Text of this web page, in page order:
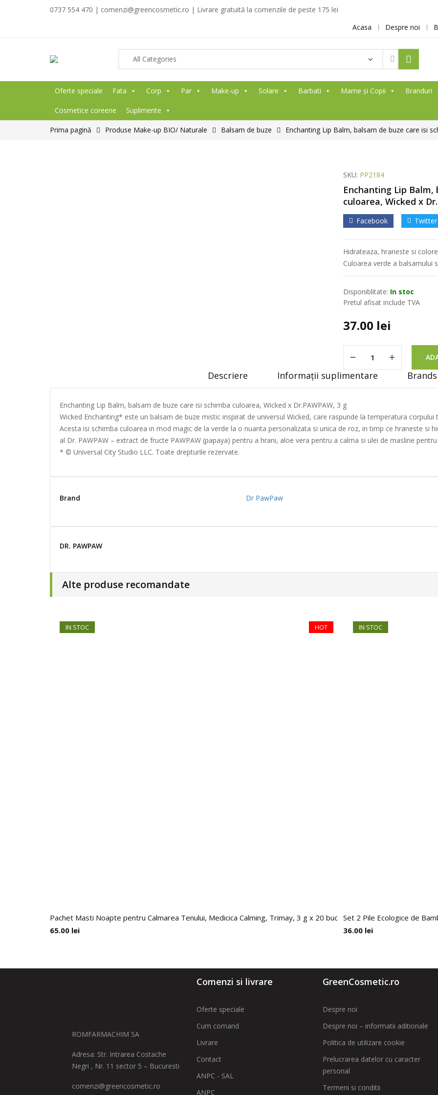
0737 554 470 | comenzi@greencosmetic.ro | Livrare gratuită la comenzile de peste 175 lei
Acasa
Despre noi
Oferte speciale Fata Corp Par Make-up Solare Barbati Mame și Copii Branduri
Cosmetice coreene Suplimente
Prima pagină Produse Make-up BIO/ Naturale Balsam de buze Enchanting Lip Balm, balsam de buze care isi
SKU: PP2184
Enchanting Lip Balm,
culoarea, Wicked x
Facebook Twitter
Hidrateaza, hraneste si
Culoarea verde a balsamului
Disponiblitate: In stoc
Pretul afisat include TVA
37.00 lei
Descriere Informații suplimentare
Enchanting Lip Balm, balsam de buze care isi schimba culoarea, Wicked x Dr.PAWPAW, 3 g
Wicked Enchanting* este un balsam de buze mistic inspirat de universul Wicked, care raspunde la temperatura corpului
Acesta isi schimba culoarea in mod magic de la verde la o nuanta personalizata si unica de roz, in timp ce hraneste si
al Dr. PAWPAW – extract de fructe PAWPAW (papaya) pentru a hrani, aloe vera pentru a calma si ulei de masline
* © Universal City Studio LLC. Toate drepturile rezervate.
Brand Dr PawPaw
DR. PAWPAW
Alte produse recomandate
HOT
IN STOC
Pachet Masti Noapte pentru Calmarea Tenului, Medicica Calming, Trimay, 3 g x 20 buc
65.00 lei
IN STOC
Set 2 Pile Ecologice de
36.00 lei
ROMFARMACHIM SA
Adresa: Str. Intrarea Costache
Negri , Nr. 11 sector 5 – Bucuresti
comenzi@greencosmetic.ro
Comenzi si livrare
Oferte speciale
Cum comand
Livrare
Contact
ANPC - SAL
ANPC
GreenCosmetic.ro
Despre noi
Despre noi – informatii aditionale
Politica de utilizare cookie
Prelucrarea datelor cu caracter
personal
Termeni si conditii